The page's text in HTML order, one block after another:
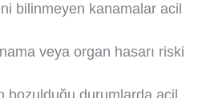
bilinmeyen kanamalar acil
veya organ hasarı riski
bozulduğu durumlarda acil